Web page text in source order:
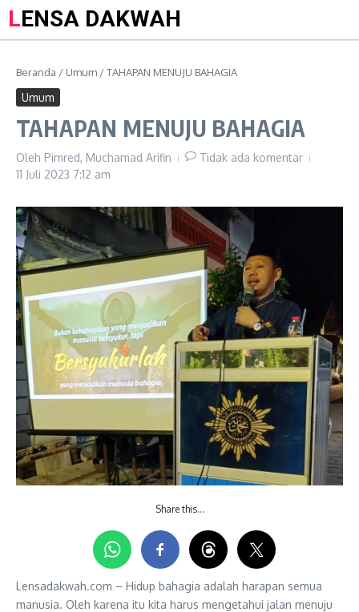
LENSA DAKWAH
Beranda / Umum /TAHAPAN MENUJU BAHAGIA
Umum
TAHAPAN MENUJU BAHAGIA
Oleh Pimred, Muchamad Arifin
Tidak ada komentar
11 Juli 2023 7:12 am
Share this…
Lensadakwah.com – Hidup bahagia adalah harapan semua
manusia. Oleh karena itu kita harus mengetahui jalan menuju